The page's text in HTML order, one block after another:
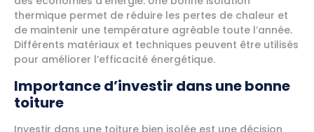
thermique permet de réduire les pertes de chaleur et
de maintenir une température agréable toute l’année.
Différents matériaux et techniques peuvent être utilisés
pour améliorer l’efficacité énergétique.
Importance d’investir dans une bonne
toiture
Investir dans une toiture bien isolée est une décision